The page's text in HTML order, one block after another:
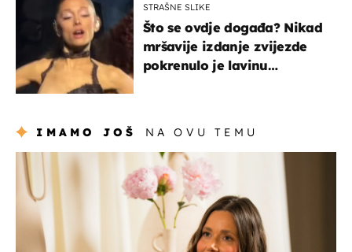
STRAŠNE SLIKE
Što se ovdje događa? Nikad
mršavije izdanje zvijezde
pokrenulo je lavinu
IMAMO JOŠ NA OVU TEMU
moda & ljepota